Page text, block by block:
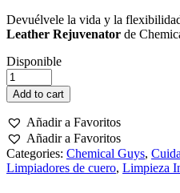
Devuélvele la vida y la
Leather Rejuvenator de
Disponible
Leather
Rejuvenator
|
Chemical
Guys
quantity
Add to cart
Añadir a Favoritos
Añadir a Favoritos
Categories: Chemical Guys,
Limpiadores de cuero, Limpieza